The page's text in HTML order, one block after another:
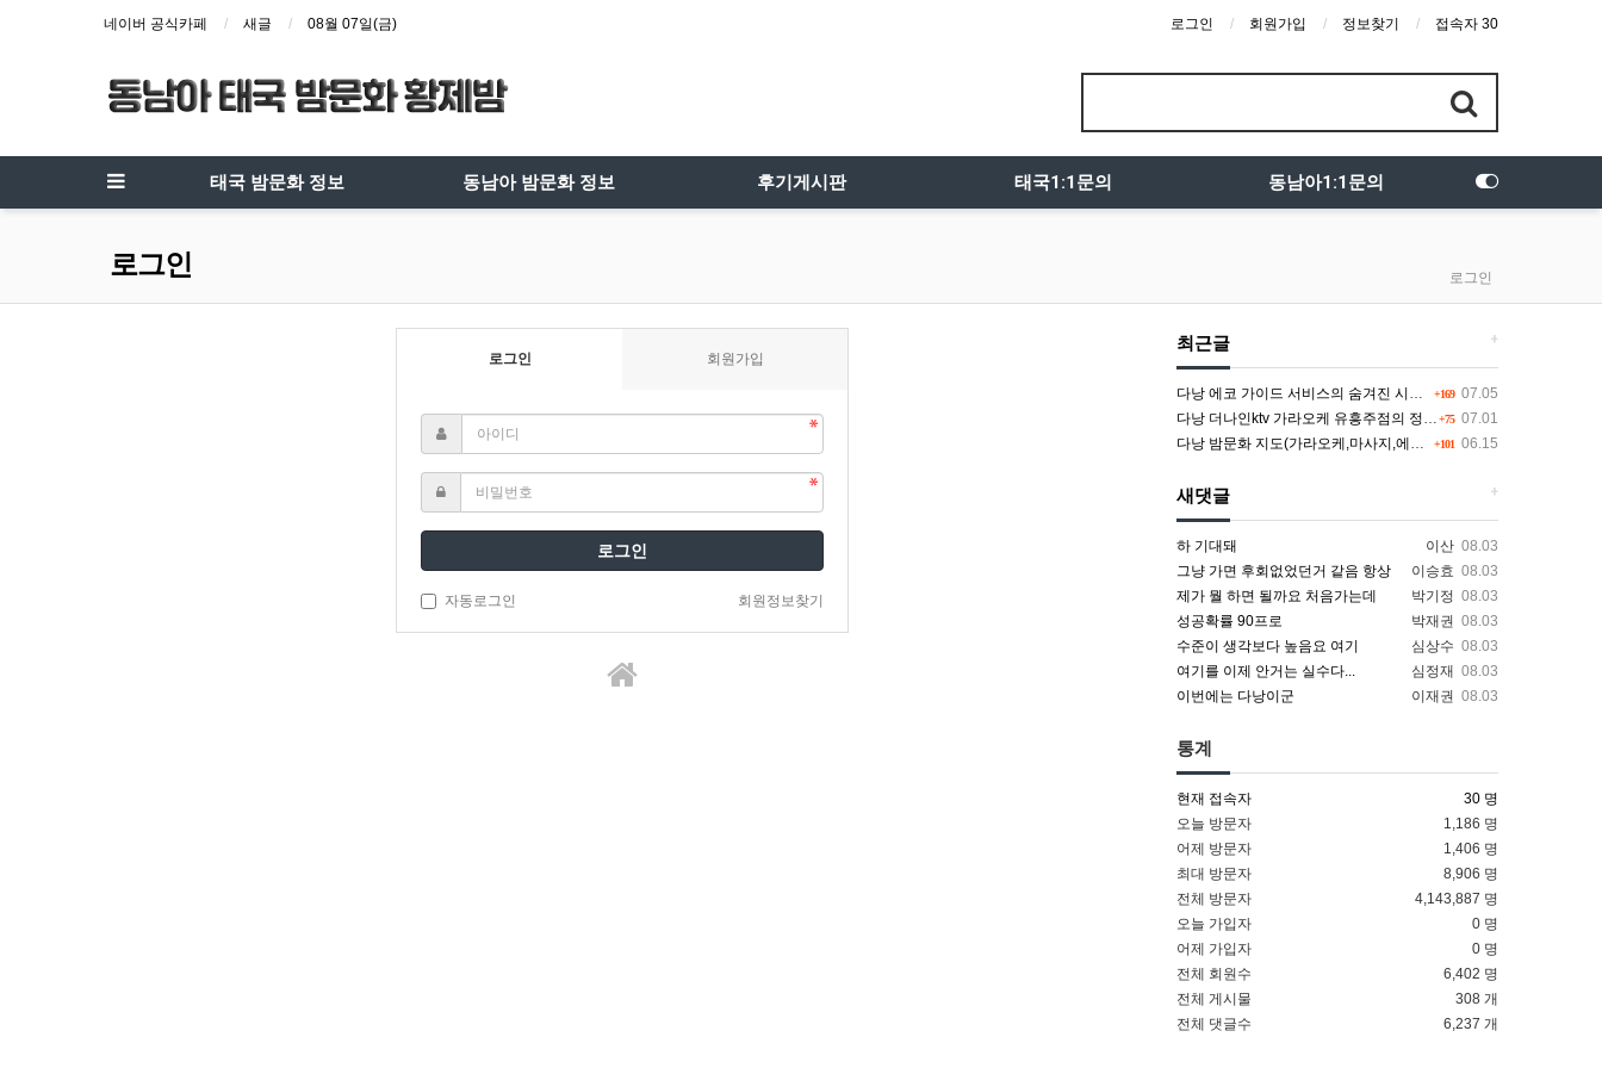
네이버 공식카페 새글 08월 07일(금) 로그인 회원가입 정보찾기 접속자 30
태국 밤문화 정보 동남아 밤문화 정보 후기게시판 태국1:1문의 동남아1:1문의
로그인 로그인
로그인 회원가입
로그인
자동로그인 회원정보찾기
+
최근글
+169 07.05
다낭 에코 가이드 서비스의 숨겨진 시스템과 다채로운 인력 풀의 진실
+75 07.01
다낭 더나인ktv 가라오케 유흥주점의 정석을 찾고 있다면 여기
+101 06.15
다낭 밤문화 지도(가라오케,마사지,에코걸,토킹바,클럽) 유흥별 가격 및 후기공유
+
새댓글
이산 08.03
하 기대돼
이승효 08.03
그냥 가면 후회없었던거 같음 항상
박기정 08.03
제가 뭘 하면 될까요 처음가는데
박재권 08.03
성공확률 90프로
심상수 08.03
수준이 생각보다 높음요 여기
심정재 08.03
여기를 이제 안거는 실수다...
이재권 08.03
이번에는 다낭이군
통계
현재 접속자
30 명
오늘 방문자
1,186 명
어제 방문자
1,406 명
최대 방문자
8,906 명
전체 방문자
4,143,887 명
오늘 가입자
0 명
어제 가입자
0 명
전체 회원수
6,402 명
전체 게시물
308 개
전체 댓글수
6,237 개